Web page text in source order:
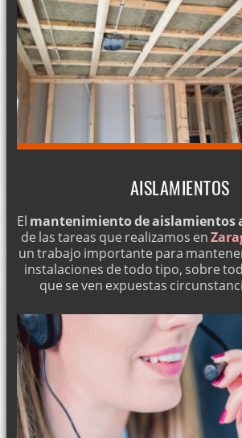
AISLAMIENTOS
El mantenimiento de aislamientos
de las tareas que realizamos en
un trabajo importante para
instalaciones de todo tipo, sobre
que se ven expuestas